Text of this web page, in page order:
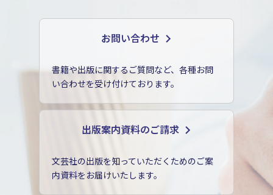
お問い合わせ
書籍や出版に関するご質問など、各種お問
い合わせを受け付けております。
出版案内資料のご請求
文芸社の出版を知っていただくためのご案
内資料をお届けいたします。